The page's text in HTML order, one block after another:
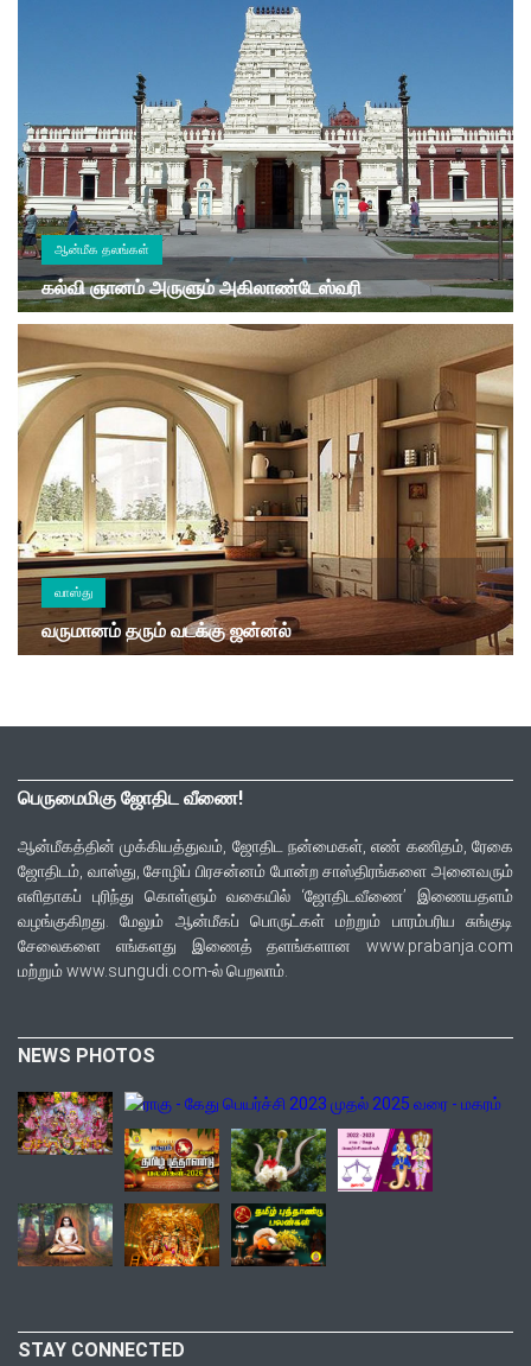
ஆன்மீக தலங்கள்
கல்வி ஞானம் அருளும் அகிலாண்டேஸ்வரி
வாஸ்து
வருமானம் தரும் வடக்கு ஜன்னல்
பெருமைமிகு ஜோதிட வீணை!
ஆன்மீகத்தின் முக்கியத்துவம், ஜோதிட நன்மைகள், எண் கணிதம், ரேகை
ஜோதிடம், வாஸ்து, சோழிப் பிரசன்னம் போன்ற சாஸ்திரங்களை அனைவரும்
எளிதாகப் புரிந்து கொள்ளும் வகையில் ‘ஜோதிடவீணை’ இணையதளம்
வழங்குகிறது. மேலும் ஆன்மீகப் பொருட்கள் மற்றும் பாரம்பரிய சுங்குடி
சேலைகளை எங்களது இணைத் தளங்களான www.prabanja.com
மற்றும் www.sungudi.com-ல் பெறலாம்.
NEWS PHOTOS
STAY CONNECTED